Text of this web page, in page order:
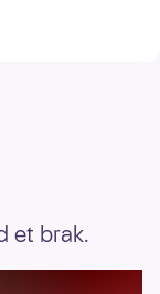
et brak.